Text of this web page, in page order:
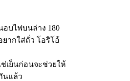
บไฟบนล่าง 180
ากใส่ถั่ว โอริโอ้
เย็นก่อนจะช่วยให้
นแล้ว